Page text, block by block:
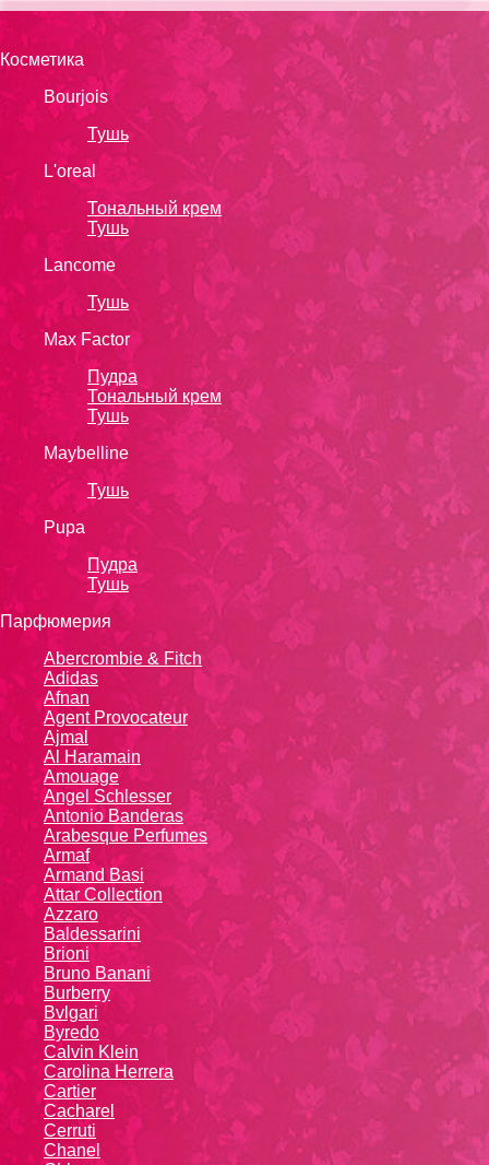
Косметика
Bourjois
Тушь
L'oreal
Тональный крем
Тушь
Lanсоmе
Тушь
Max Factor
Пудра
Тональный крем
Тушь
Maybelline
Тушь
Pupa
Пудра
Тушь
Парфюмерия
Abercrombie & Fitch
Adidas
Afnan
Agent Provocateur
Ajmal
Al Haramain
Amouage
Angel Schlesser
Antonio Banderas
Arabesque Perfumes
Armaf
Armand Basi
Attar Collection
Azzaro
Baldessarini
Brioni
Bruno Banani
Burberry
Bvlgari
Byredo
Calvin Klein
Carolina Herrera
Cartier
Caсhаrеl
Cerruti
Chanel